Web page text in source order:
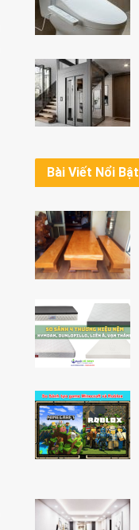
Bài Viết Nổi Bật